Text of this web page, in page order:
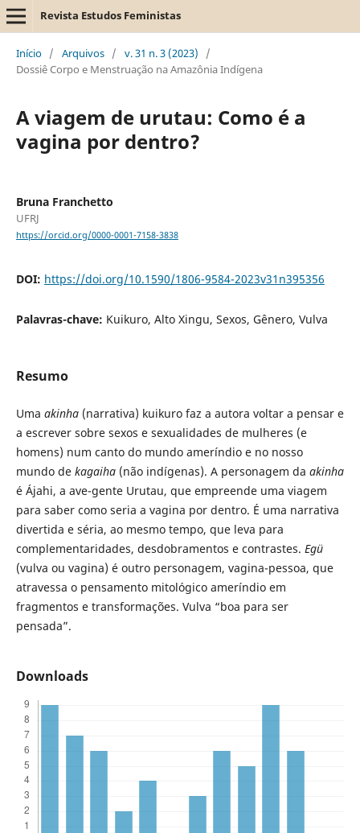
Revista Estudos Feministas
Início / Arquivos / v. 31 n. 3 (2023)
/
Dossiê Corpo e Menstruação na Amazônia Indígena
A viagem de urutau: Como é a
vagina por dentro?
Bruna Franchetto
UFRJ
https://orcid.org/0000-0001-7158-3838
DOI: https://doi.org/10.1590/1806-9584-2023v31n395356
Palavras-chave: Kuikuro, Alto Xingu, Sexos, Gênero, Vulva
Resumo
Uma akinha(narrativa) kuikuro faz a autora voltar a pensar e
a escrever sobre sexos e sexualidades de mulheres (e
homens) num canto do mundo ameríndio e no nosso
mundo de kagaiha(não indígenas). A personagem da akinha
é Ájahi, a ave-gente Urutau, que empreende uma viagem
para saber como seria a vagina por dentro. É uma narrativa
divertida e séria, ao mesmo tempo, que leva para
complementaridades, desdobramentos e contrastes. Egü
(vulva ou vagina) é outro personagem, vagina-pessoa, que
atravessa o pensamento mitológico ameríndio em
fragmentos e transformações. Vulva “boa para ser
pensada”.
Downloads